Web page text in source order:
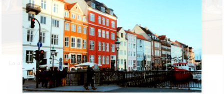
La alcaldesa de Alcalá de Guadaíra recogiendo el galardón.